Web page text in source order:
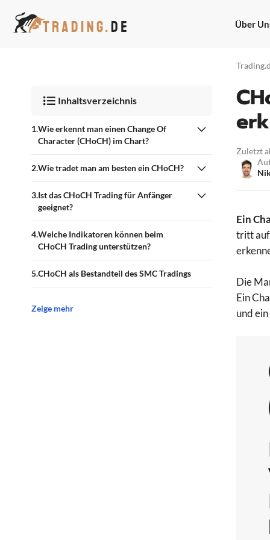
Inhalt
Über
Zuletzt
Ein
tritt
Die
Ein
und
Inhaltsverzeichnis
Wie erkennt man einen Change Of
Character (CHoCH) im Chart?
Wie tradet man am besten ein CHoCH?
Ist das CHoCH Trading für Anfänger
geeignet?
Welche Indikatoren können beim
CHoCH Trading unterstützen?
CHoCH als Bestandteil des SMC Tradings
Zeige mehr